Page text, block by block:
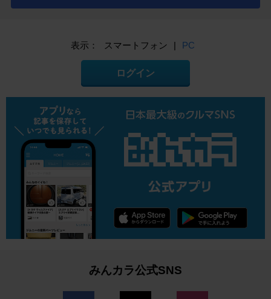
表示： スマートフォン | PC
ログイン
みんカラ公式SNS